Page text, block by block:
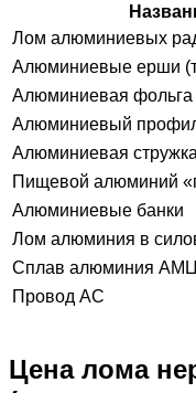
Лом алюминиевых
Алюминиевые ерши
Алюминиевая фольга
Алюминиевый
Алюминиевая стружка
Пищевой алюминий
Алюминиевые банки
Лом алюминия в
Сплав алюминия АМЦ
Провод АС
Цена лома